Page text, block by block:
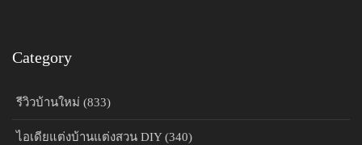
Category
รีวิวบ้านใหม่ (833)
ไอเดียแต่งบ้านแต่งสวน DIY (340)